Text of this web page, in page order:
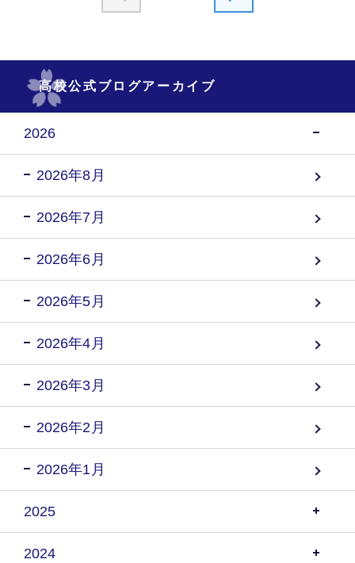
高校公式ブログアーカイブ
2026
2026年8月
2026年7月
2026年6月
2026年5月
2026年4月
2026年3月
2026年2月
2026年1月
2025
2024